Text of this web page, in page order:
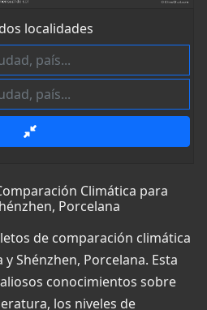
localidades
Climática para
Porcelana
de comparación climática
Shénzhen, Porcelana. Esta
conocimientos sobre
los niveles de